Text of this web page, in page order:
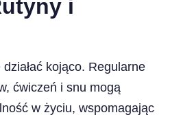
i
kojąco. Regularne
ćwiczeń i snu mogą
w życiu, wspomagając